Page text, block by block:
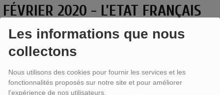
Les informations que nous
collectons
Nous utilisons des cookies pour fournir les services et les
fonctionnalités proposés sur notre site et pour améliorer
l'expérience de nos utilisateurs.
FÉVRIER 2020 - L’ETAT FRANÇAIS
ET LE GÉNOCIDE DES TUTSIS AU
RWANDA